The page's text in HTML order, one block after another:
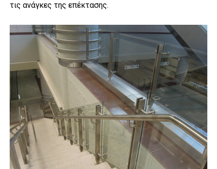
τις ανάγκες της επέκτασης.